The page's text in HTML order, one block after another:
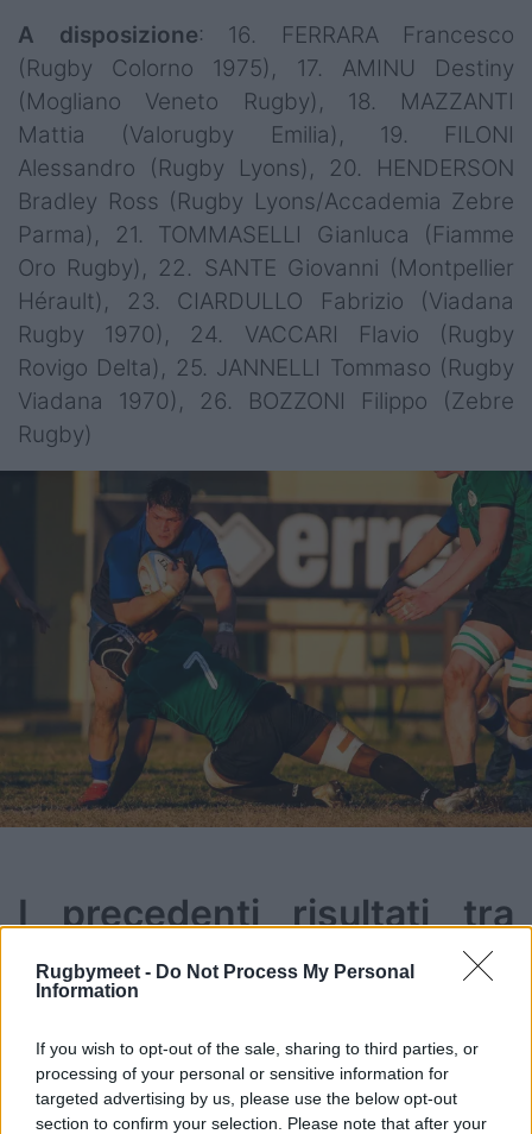
Rugbymeet - Do Not Process My Personal
Information
If you wish to opt-out of the sale, sharing to third parties, or
processing of your personal or sensitive information for
targeted advertising by us, please use the below opt-out
section to confirm your selection. Please note that after your
A disposizione: 16. FERRARA Francesco
(Rugby Colorno 1975), 17. AMINU Destiny
(Mogliano Veneto Rugby), 18. MAZZANTI
Mattia (Valorugby Emilia), 19. FILONI
Alessandro (Rugby Lyons), 20. HENDERSON
Bradley Ross (Rugby Lyons/Accademia Zebre
Parma), 21. TOMMASELLI Gianluca (Fiamme
Oro Rugby), 22. SANTE Giovanni (Montpellier
Hérault), 23. CIARDULLO Fabrizio (Viadana
Rugby 1970), 24. VACCARI Flavio (Rugby
Rovigo Delta), 25. JANNELLI Tommaso (Rugby
Viadana 1970), 26. BOZZONI Filippo (Zebre
Rugby)
I precedenti risultati tra
Italia U23 e IRFU
Combined Academies
9 dicembre 2023, Noceto (PR)
Italia U23 v IRFU Combined Academies: 45-
33